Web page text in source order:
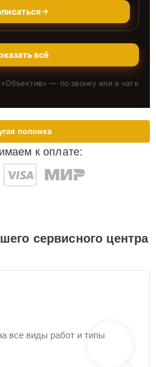
всё
Объектив» — по звонку или в чате
к оплате:
поломка
сервисного центра
все виды работ и типы